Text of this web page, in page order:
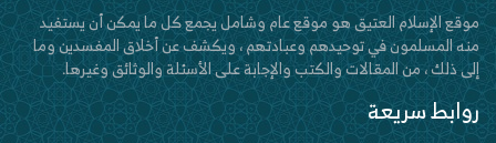
موقع الإسلام العتيق هو موقع عام وشامل يجمع كل ما يمكن أن يستفيد
منه المسلمون في توحيدهم وعبادتهم ، ويكشف عن أخلاق المفسدين وما
إلى ذلك ، من المقالات والكتب والإجابة على الأسئلة والوثائق وغيرها.
روابط سريعة